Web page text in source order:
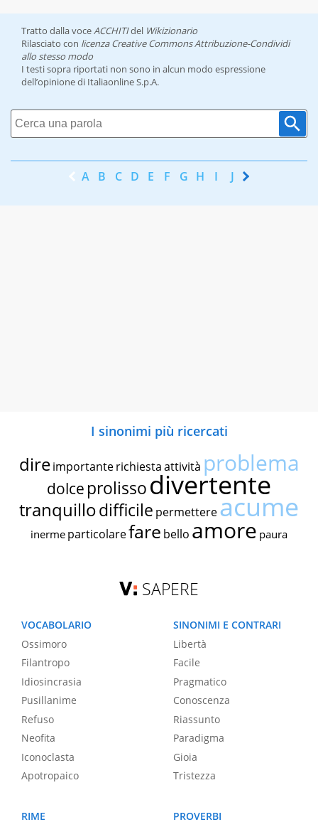
Tratto dalla voceACCHITIdel Wikizionario
Rilasciato con licenza Creative Commons Attribuzione-Condividi
allo stesso modo
I testi sopra riportati non sono in alcun modo espressione
dell’opinione di Italiaonline S.p.A.
A B C D E F G H I J K
I sinonimi più ricercati
dire importante richiestaattività problema
dolce prolissodivertente
tranquillodifficile permettereacume
inerme particolarefare bello amore paura
SAPERE
VOCABOLARIO
Ossimoro
Filantropo
Idiosincrasia
Pusillanime
Refuso
Neofita
Iconoclasta
Apotropaico
SINONIMI E CONTRARI
Libertà
Facile
Pragmatico
Conoscenza
Riassunto
Paradigma
Gioia
Tristezza
RIME
PROVERBI